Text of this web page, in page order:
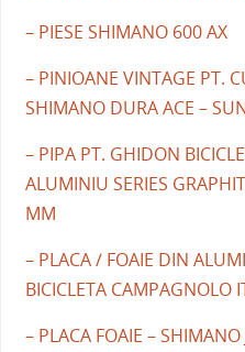
– PIESE SHIMANO 600 AX
– PINIOANE VINTAGE PT.
SHIMANO DURA ACE –
– PIPA PT. GHIDON
ALUMINIU SERIES
MM
– PLACA / FOAIE DIN
BICICLETA CAMPAGNOLO
– PLACA FOAIE –